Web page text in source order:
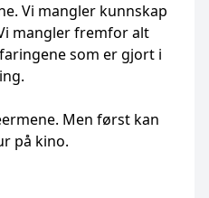
Vi mangler kunnskap
mangler fremfor alt
som er gjort i
Men først kan
på kino.